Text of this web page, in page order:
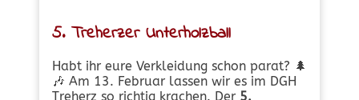
5. Treherzer Unterholzball
Habt ihr eure Verkleidung schon parat? 🌲
🎶 Am 13. Februar lassen wir es im DGH
Treherz so richtig krachen. Der 5.